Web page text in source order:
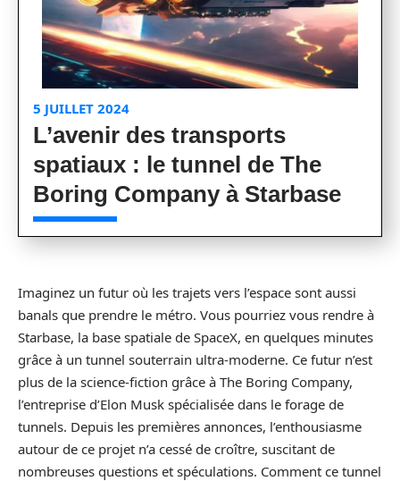
5 JUILLET 2024
L’avenir des transports
spatiaux : le tunnel de The
Boring Company à Starbase
Imaginez un futur où les trajets vers l’espace sont aussi
banals que prendre le métro. Vous pourriez vous rendre à
Starbase, la base spatiale de SpaceX, en quelques minutes
grâce à un tunnel souterrain ultra-moderne. Ce futur n’est
plus de la science-fiction grâce à The Boring Company,
l’entreprise d’Elon Musk spécialisée dans le forage de
tunnels. Depuis les premières annonces, l’enthousiasme
autour de ce projet n’a cessé de croître, suscitant de
nombreuses questions et spéculations. Comment ce tunnel